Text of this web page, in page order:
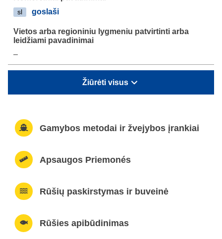
sl goslaši
–
Žiūrėti visus
Gamybos metodai ir žvejybos įrankiai
Apsaugos Priemonés
Rūšių paskirstymas ir buveinė
Rūšies apibūdinimas